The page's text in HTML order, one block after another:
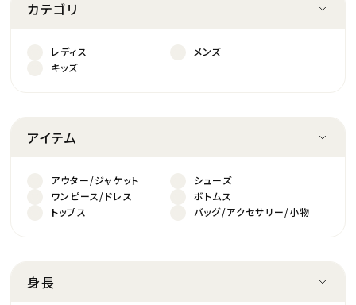
カテゴリ
レディス
メンズ
キッズ
アイテム
アウター/ジャケット
シューズ
ワンピース/ドレス
ボトムス
トップス
バッグ/アクセサリー/小物
身長